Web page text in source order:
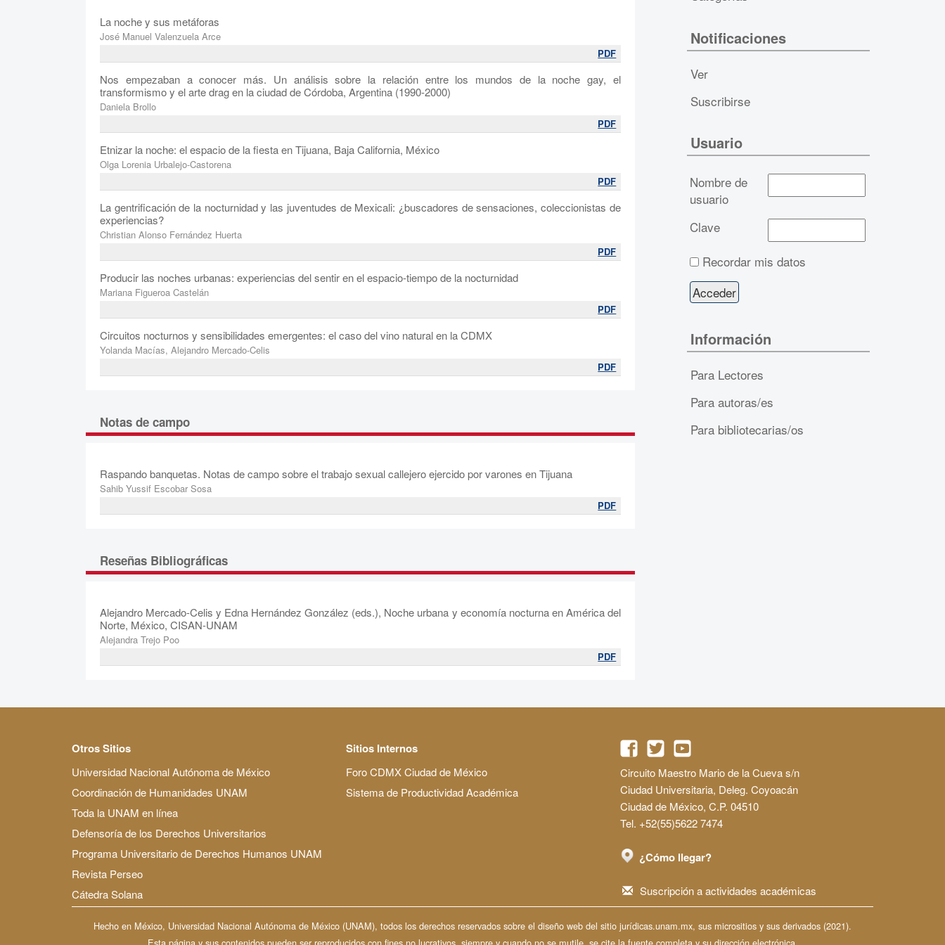
La noche y sus metáforas
José Manuel Valenzuela Arce
PDF
Nos empezaban a conocer más. Un análisis sobre la relación entre los mundos de la noche gay, el
transformismo y el arte drag en la ciudad de Córdoba, Argentina (1990-2000)
Daniela Brollo
PDF
Etnizar la noche: el espacio de la fiesta en Tijuana, Baja California, México
Olga Lorenia Urbalejo-Castorena
PDF
La gentrificación de la nocturnidad y las juventudes de Mexicali: ¿buscadores de sensaciones, coleccionistas de
experiencias?
Christian Alonso Fernández Huerta
PDF
Producir las noches urbanas: experiencias del sentir en el espacio-tiempo de la nocturnidad
Mariana Figueroa Castelán
PDF
Circuitos nocturnos y sensibilidades emergentes: el caso del vino natural en la CDMX
Yolanda Macías, Alejandro Mercado-Celis
PDF
Notas de campo
Raspando banquetas. Notas de campo sobre el trabajo sexual callejero ejercido por varones en Tijuana
Sahib Yussif Escobar Sosa
PDF
Reseñas Bibliográficas
Alejandro Mercado-Celis y Edna Hernández González (eds.), Noche urbana y economía nocturna en América del
Norte, México, CISAN-UNAM
Alejandra Trejo Poo
PDF
Notificaciones
Ver
Suscribirse
Usuario
Nombre de
usuario
Clave
Recordar mis datos
Información
Para Lectores
Para autoras/es
Para bibliotecarias/os
Otros Sitios
Universidad Nacional Autónoma de México
Coordinación de Humanidades UNAM
Toda la UNAM en línea
Defensoría de los Derechos Universitarios
Programa Universitario de Derechos Humanos UNAM
Revista Perseo
Cátedra Solana
Sitios Internos
Foro CDMX Ciudad de México
Sistema de Productividad Académica
Circuito Maestro Mario de la Cueva s/n
Ciudad Universitaria, Deleg. Coyoacán
Ciudad de México, C.P. 04510
Tel. +52(55)5622 7474
¿Cómo llegar?
Suscripción a actividades académicas
Hecho en México, Universidad Nacional Autónoma de México (UNAM), todos los derechos reservados sobre el diseño web del sitio jurídicas.unam.mx, sus micrositios y sus derivados (2021).
Esta página y sus contenidos pueden ser reproducidos con fines no lucrativos, siempre y cuando no se mutile, se cite la fuente completa y su dirección electrónica.